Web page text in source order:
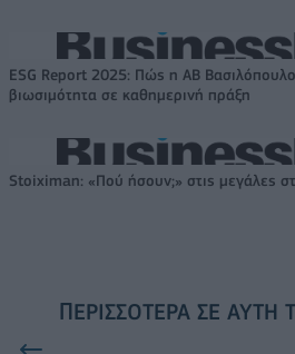
ESG Report 2025: Πώς η ΑΒ
βιωσιμότητα σε καθημερινή πράξη
Stoiximan: «Πού ήσουν;» στις μεγάλες
ΠΕΡΙΣΣΌΤΕΡΑ ΣΕ ΑΥΤΉ